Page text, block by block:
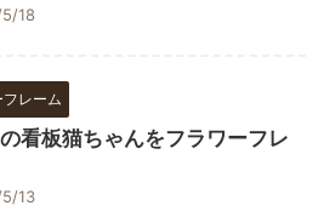
18
レーム
看板猫ちゃんをフラワーフレ
13